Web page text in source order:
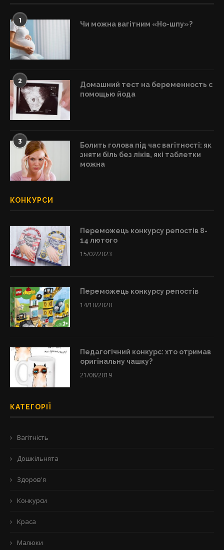
1 Чи можна вагітним «Но-шпу»?
2
Домашний тест на беременность с
помощью йода
3
Болить голова під час вагітності: як
зняти біль без ліків, які таблетки
можна
КОНКУРСИ
Переможець конкурсу репостів 8-
14 лютого
15/02/2023
Переможець конкурсу репостів
14/10/2020
Педагогічний конкурс: хто отримав
оригінальну чашку?
21/08/2019
КАТЕГОРІЇ
Вагітність
Дошкільнята
Здоров'я
Конкурси
Краса
Малюки